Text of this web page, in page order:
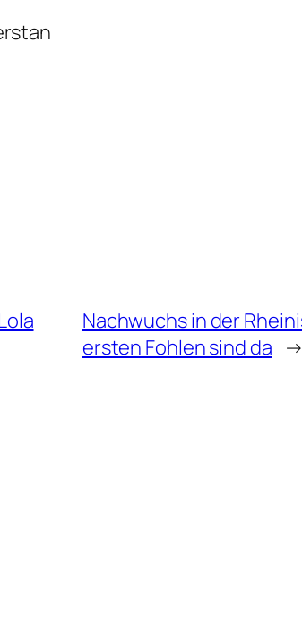
Nachwuchs in der
ersten Fohlen sind da →